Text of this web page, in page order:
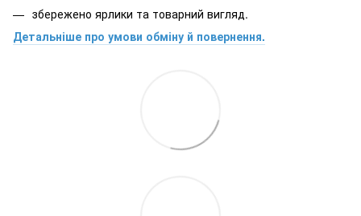
збережено ярлики та товарний вигляд.
Детальніше про умови обміну й повернення.